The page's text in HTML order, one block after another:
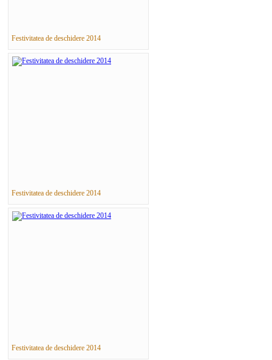
Festivitatea de deschidere 2014
Festivitatea de deschidere 2014
Festivitatea de deschidere 2014